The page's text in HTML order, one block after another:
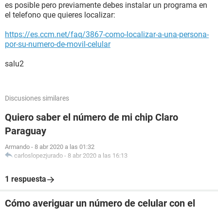
es posible pero previamente debes instalar un programa en
el telefono que quieres localizar:
https://es.ccm.net/faq/3867-como-localizar-a-una-persona-
por-su-numero-de-movil-celular
salu2
Discusiones similares
Quiero saber el número de mi chip Claro
Paraguay
Armando - 8 abr 2020 a las 01:32
carloslopezjurado - 8 abr 2020 a las 16:13
1 respuesta
Cómo averiguar un número de celular con el